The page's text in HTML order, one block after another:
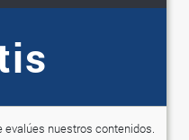
evalúes nuestros contenidos.